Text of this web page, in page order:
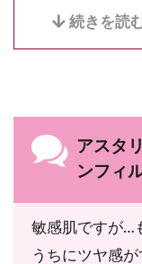
その他の成分：
性コラーゲン液
（3）、マロニ
ン脂質、濃グリ
リコール、エタ
酸）グリセリル
アスタ
ンフィ
敏感肌ですが…
うちにツヤ感